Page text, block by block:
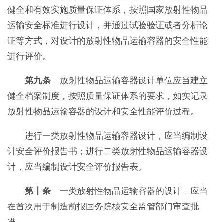
健全和有效实施质量保证体系，按照国家放射性物品
运输安全标准进行设计，并通过试验验证或者分析论
证等方式，对设计的放射性物品运输容器的安全性能
进行评价。
第九条放射性物品运输容器设计单位应当建立
健全档案制度，按照质量保证体系的要求，如实记录
放射性物品运输容器的设计和安全性能评价过程。
进行一类放射性物品运输容器设计，应当编制设
计安全评价报告书；进行二类放射性物品运输容器设
计，应当编制设计安全评价报告表。
第十条一类放射性物品运输容器的设计，应当
在首次用于制造前报国务院核安全监管部门审查批